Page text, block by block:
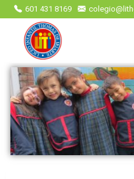
601 431 8169